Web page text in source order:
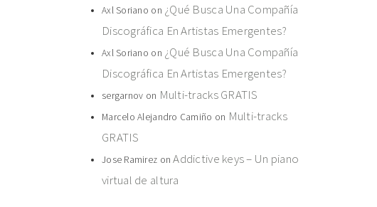
Axl Soriano on ¿Qué Busca Una Compañía
Discográfica En Artistas Emergentes?
Axl Soriano on ¿Qué Busca Una Compañía
Discográfica En Artistas Emergentes?
sergarnov on Multi-tracks GRATIS
Marcelo Alejandro Camiño on Multi-tracks
GRATIS
Jose Ramirez onAddictive keys – Un piano
virtual de altura